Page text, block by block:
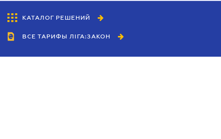
КАТАЛОГ РЕШЕНИЙ
ВСЕ ТАРИФЫ ЛІГА:ЗАКОН